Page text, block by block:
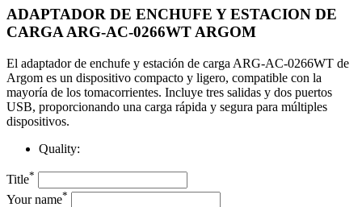
ADAPTADOR DE ENCHUFE Y ESTACION DE
CARGA ARG-AC-0266WT ARGOM
El adaptador de enchufe y estación de carga ARG-AC-0266WT de
Argom es un dispositivo compacto y ligero, compatible con la
mayoría de los tomacorrientes. Incluye tres salidas y dos puertos
USB, proporcionando una carga rápida y segura para múltiples
dispositivos.
Quality:
Title*
Your name*